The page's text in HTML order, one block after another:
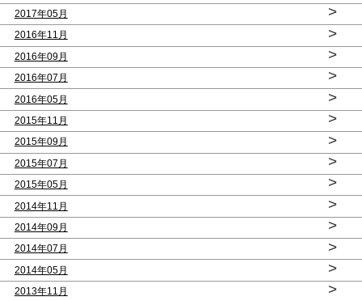
2017年05月 >
2016年11月 >
2016年09月 >
2016年07月 >
2016年05月 >
2015年11月 >
2015年09月 >
2015年07月 >
2015年05月 >
2014年11月 >
2014年09月 >
2014年07月 >
2014年05月 >
2013年11月 >